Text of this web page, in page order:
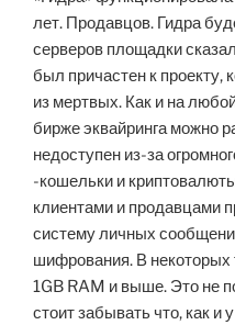
лет. Продавцов. Гидра
серверов площадки
был причастен к проекту,
из мертвых. Как и на
бирже эквайринга можно
недоступен из-за
-кошельки и
клиентами и продавцами
систему личных
шифрования. В
1GB RAM и выше. Это не
стоит забывать что, как и